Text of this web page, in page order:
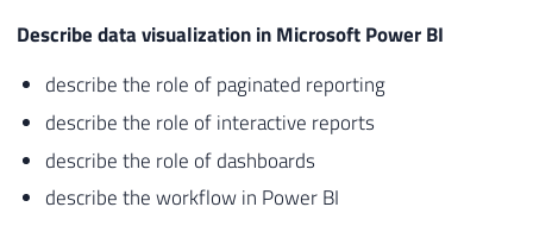
Describe data visualization in Microsoft Power BI
describe the role of paginated reporting
describe the role of interactive reports
describe the role of dashboards
describe the workflow in Power BI